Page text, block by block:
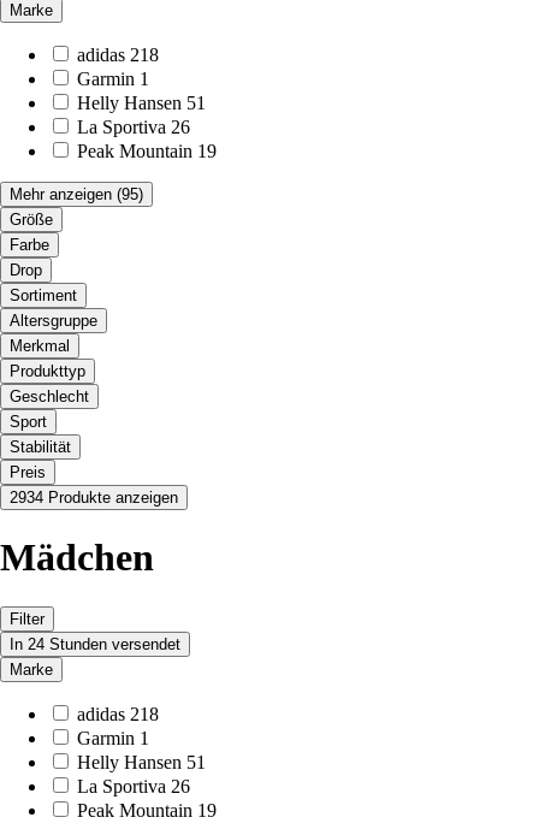
Marke
adidas 218
Garmin 1
Helly Hansen 51
La Sportiva 26
Peak Mountain 19
Mehr anzeigen (95)
Größe
Farbe
Drop
Sortiment
Altersgruppe
Merkmal
Produkttyp
Geschlecht
Sport
Stabilität
Preis
2934 Produkte anzeigen
Mädchen
Filter
In 24 Stunden versendet
Marke
adidas 218
Garmin 1
Helly Hansen 51
La Sportiva 26
Peak Mountain 19